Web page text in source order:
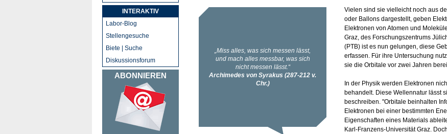
Vielen sind sie vielleicht noch aus
oder Ballons dargestellt, geben
Elektronen von Atomen und
Graz, des Forschungszentrums
(PTB) ist es nun gelungen, diese
erfassen. Für ihre Untersuchung
sie die Orbitale vor zwei Jahren
In der Physik werden Elektronen
behandelt. Diese Wellennatur lässt
beschreiben. "Orbitale beinhalten
Elektronen bei einer bestimmten
Eigenschaften eines Materials
Karl-Franzens-Universität Graz.
INTERAKTIV
Labor-Blog
Stellengesuche
Biete | Suche
Diskussionsforum
ABONNIEREN